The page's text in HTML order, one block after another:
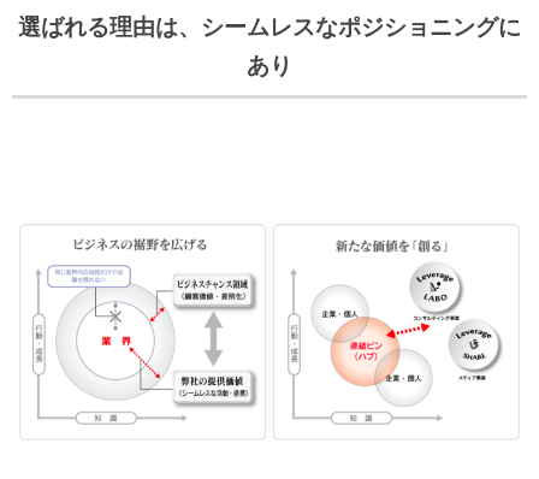
選ばれる理由は、シームレスなポジショニングに
あり